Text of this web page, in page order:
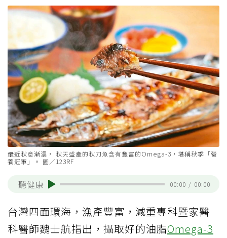
最近秋意漸濃， 秋天盛產的秋刀魚含有豐富的Omega-3，堪稱秋季「營
養冠軍」。 圖／123RF
聽健康 00:00 / 00:00
台灣四面環海，漁產豐富，減重專科暨家醫
科醫師魏士航指出，攝取好的油脂Omega-3